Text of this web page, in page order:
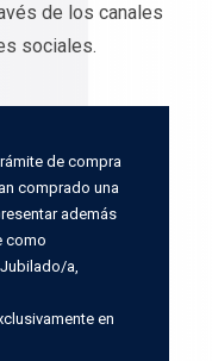
de los canales
sociales.
de compra
comprado una
además
como
a,
en